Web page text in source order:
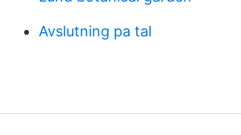
Avslutning pa tal